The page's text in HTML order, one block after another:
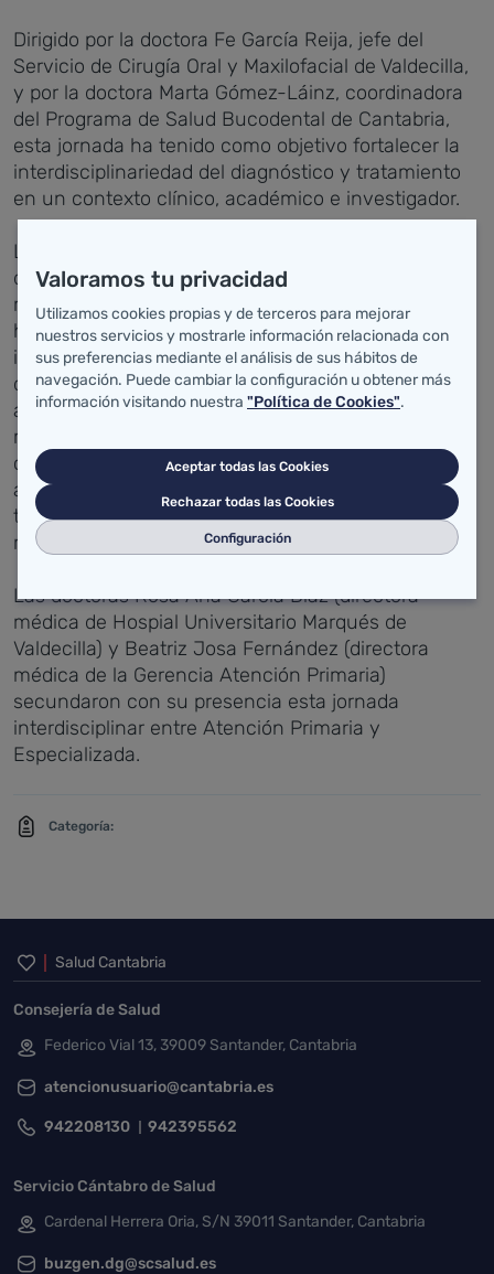
Dirigido por la doctora Fe García Reija, jefe del
Servicio de Cirugía Oral y Maxilofacial de Valdecilla,
y por la doctora Marta Gómez-Láinz, coordinadora
del Programa de Salud Bucodental de Cantabria,
esta jornada ha tenido como objetivo fortalecer la
interdisciplinariedad del diagnóstico y tratamiento
en un contexto clínico, académico e investigador.
Las sesiones, que han contado con la participación
de odontólogos, estomatólogos y cirujanos orales y
maxilofaciales de Atención Primaria y hospitalaria,
han incluido la presentación de protocolos
institucionales referentes a la adecuación,
diagnóstico y tratamiento de la disfunción de la
articulación temporomandibular y musculatura
masticatoria, la adecuación en la exodoncia de
cordales retenidos, la cirugía oral en pacientes
anticoagulados-antiagregados y la profilaxis y
tratamiento de osteonecrosis maxilar asociada a
medicamentos.
Las doctoras Rosa Ana García Díaz (directora
médica de Hospial Universitario Marqués de
Valdecilla) y Beatriz Josa Fernández (directora
médica de la Gerencia Atención Primaria)
secundaron con su presencia esta jornada
interdisciplinar entre Atención Primaria y
Especializada.
Categoría:
Inicio del pie de página
Salud Cantabria
Consejería de Salud
Federico Vial 13, 39009 Santander, Cantabria
atencionusuario@cantabria.es
942208130 942395562
Servicio Cántabro de Salud
Cardenal Herrera Oria, S/N 39011 Santander, Cantabria
buzgen.dg@scsalud.es
Valoramos tu privacidad
Utilizamos cookies propias y de terceros para mejorar
nuestros servicios y mostrarle información relacionada con
sus preferencias mediante el análisis de sus hábitos de
navegación. Puede cambiar la configuración u obtener más
información visitando nuestra "Política de Cookies".
Aceptar todas las Cookies
Rechazar todas las Cookies
Configuración